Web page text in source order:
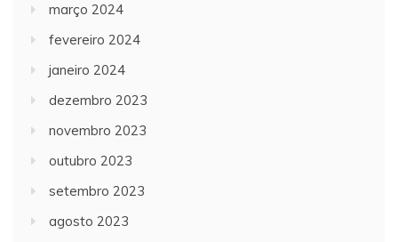
março 2024
fevereiro 2024
janeiro 2024
dezembro 2023
novembro 2023
outubro 2023
setembro 2023
agosto 2023